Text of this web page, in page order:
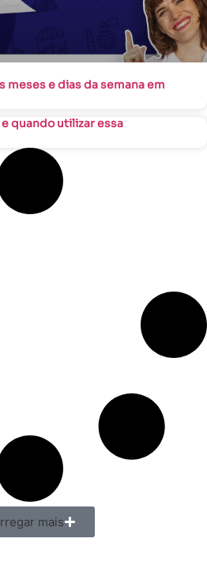
meses e dias da semana em
quando utilizar essa
mais